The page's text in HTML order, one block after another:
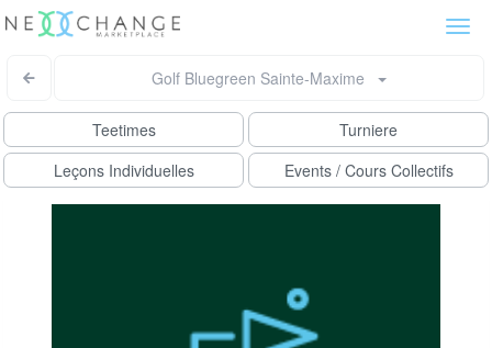
Golf Bluegreen Sainte-Maxime
Teetimes
Turniere
Leçons Individuelles
Events / Cours Collectifs